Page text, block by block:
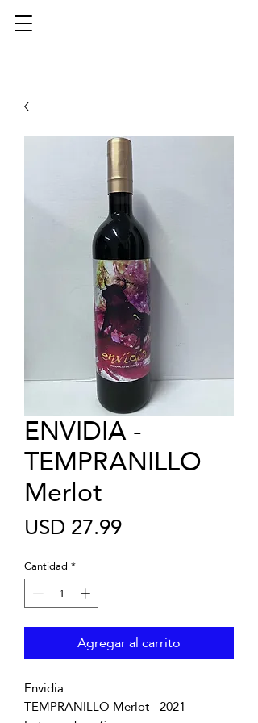
ENVIDIA -
TEMPRANILLO
Merlot
USD 27.99Precio
Cantidad *
Agregar al carrito
Envidia
TEMPRANILLO Merlot - 2021